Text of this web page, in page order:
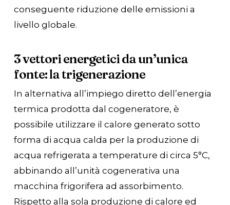
conseguente riduzione delle emissioni a
livello globale.
3 vettori energetici da un’unica
fonte: la trigenerazione
In alternativa all’impiego diretto dell’energia
termica prodotta dal cogeneratore, è
possibile utilizzare il calore generato sotto
forma di acqua calda per la produzione di
acqua refrigerata a temperature di circa 5°C,
abbinando all’unità cogenerativa una
macchina frigorifera ad assorbimento.
Rispetto alla sola produzione di calore ed